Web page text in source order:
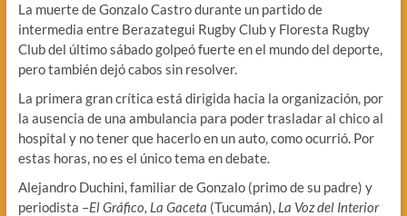
La muerte de Gonzalo Castro durante un partido de
intermedia entre Berazategui Rugby Club y Floresta Rugby
Club del último sábado golpeó fuerte en el mundo del deporte,
pero también dejó cabos sin resolver.
La primera gran crítica está dirigida hacia la organización, por
la ausencia de una ambulancia para poder trasladar al chico al
hospital y no tener que hacerlo en un auto, como ocurrió. Por
estas horas, no es el único tema en debate.
Alejandro Duchini, familiar de Gonzalo (primo de su padre) y
periodista –El Gráfico, La Gaceta (Tucumán), La Voz del Interior